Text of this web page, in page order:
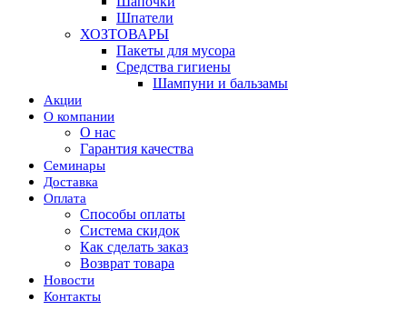
Шпатели
ХОЗТОВАРЫ
Пакеты для мусора
Средства гигиены
Шампуни и бальзамы
Акции
О компании
О нас
Гарантия качества
Семинары
Доставка
Оплата
Способы оплаты
Система скидок
Как сделать заказ
Возврат товара
Новости
Контакты